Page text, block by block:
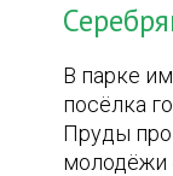
В парке
посёлка
Пруды
молодёжи